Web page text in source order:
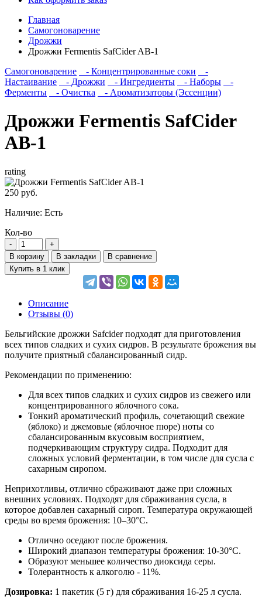
Главная
Самогоноварение
Дрожжи
Дрожжи Fermentis SafCider AB-1
Самогоноварение
- Концентрированные соки
-
Настаивание
- Дрожжи - Ингредиенты - Наборы
-
Ферменты
- Очистка - Ароматизаторы (Эссенции)
Дрожжи Fermentis SafCider
AB-1
rating
250 руб.
Наличие: Есть
Кол-во
В корзину В закладки
В сравнение
Купить в 1 клик
Описание
Отзывы (0)
Бельгийские дрожжи Safcider подходят для приготовления
всех типов сладких и сухих сидров. В результате брожения вы
получите приятный сбалансированный сидр.
Рекомендации по применению:
Для всех типов сладких и сухих сидров из свежего или
концентрированного яблочного сока.
Тонкий ароматический профиль, сочетающий свежие
(яблоко) и джемовые (яблочное пюре) ноты со
сбалансированным вкусовым восприятием,
подчеркивающим структуру сидра. Подходит для
сложных условий ферментации, в том числе для сусла с
сахарным сиропом.
Неприхотливы, отлично сбраживают даже при сложных
внешних условиях. Подходят для сбраживания сусла, в
которое добавлен сахарный сироп. Температура окружающей
среды во время брожения: 10–30°C.
Отлично оседают после брожения.
Широкий диапазон температуры брожения: 10-30°C.
Образуют меньшее количество диоксида серы.
Толерантность к алкоголю - 11%.
Дозировка: 1 пакетик (5 г) для сбраживания 16-25 л сусла.